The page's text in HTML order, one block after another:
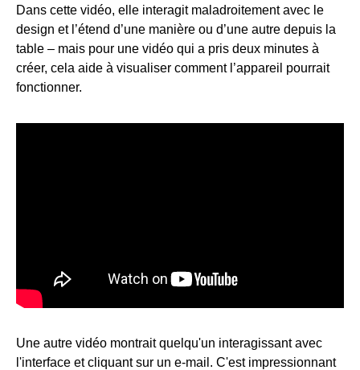
Dans cette vidéo, elle interagit maladroitement avec le
design et l’étend d’une manière ou d’une autre depuis la
table – mais pour une vidéo qui a pris deux minutes à
créer, cela aide à visualiser comment l’appareil pourrait
fonctionner.
Une autre vidéo montrait quelqu'un interagissant avec
l'interface et cliquant sur un e-mail. C'est impressionnant